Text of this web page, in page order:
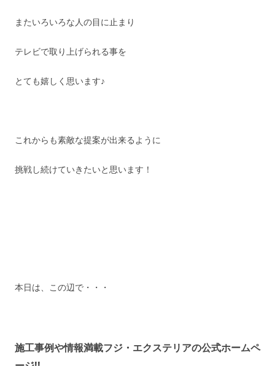
またいろいろな人の目に止まり
テレビで取り上げられる事を
とても嬉しく思います♪
これからも素敵な提案が出来るように
挑戦し続けていきたいと思います！
本日は、この辺で・・・
施工事例や情報満載フジ・エクステリアの公式ホームペ